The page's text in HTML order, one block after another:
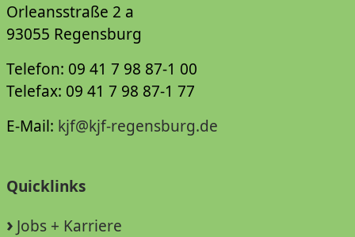
Orleansstraße 2 a
93055 Regensburg
Telefon: 09 41 7 98 87-1 00
Telefax: 09 41 7 98 87-1 77
E-Mail: kjf@kjf-regensburg.de
Quicklinks
Jobs + Karriere